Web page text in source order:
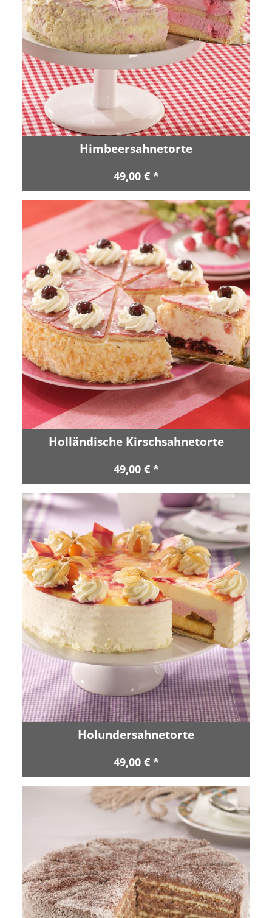
Himbeersahnetorte
49,00 € *
Holländische Kirschsahnetorte
49,00 € *
Holundersahnetorte
49,00 € *